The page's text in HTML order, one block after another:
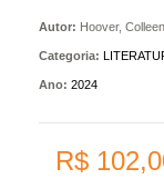
Autor: Hoover, Colleen
Categoria:
Ano: 2024
R$